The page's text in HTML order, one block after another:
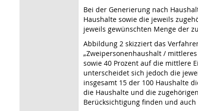
Bei der Generierung nach
Haushalte sowie die jeweils
jeweils gewünschten Menge der
Abbildung 2 skizziert das
„Zweipersonenhaushalt /
sowie 40 Prozent auf die mittlere
unterscheidet sich jedoch die
insgesamt 15 der 100 Haushalte
die Haushalte und die
Berücksichtigung finden und